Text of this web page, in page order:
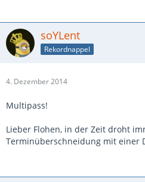
soYLent
Rekordnappel
4. Dezember 2014
Multipass!
Lieber Flohen, in der Zeit droht
Terminüberschneidung mit einer